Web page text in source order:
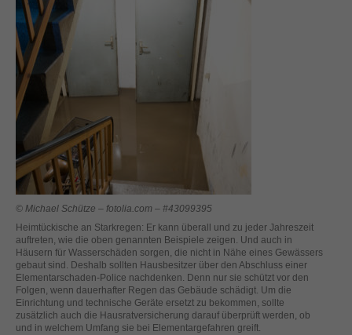
© Michael Schütze – fotolia.com – #43099395
Heimtückische an Starkregen: Er kann überall und zu jeder Jahreszeit
auftreten, wie die oben genannten Beispiele zeigen. Und auch in
Häusern für Wasserschäden sorgen, die nicht in Nähe eines Gewässers
gebaut sind. Deshalb sollten Hausbesitzer über den Abschluss einer
Elementarschaden-Police nachdenken. Denn nur sie schützt vor den
Folgen, wenn dauerhafter Regen das Gebäude schädigt. Um die
Einrichtung und technische Geräte ersetzt zu bekommen, sollte
zusätzlich auch die Hausratversicherung darauf überprüft werden, ob
und in welchem Umfang sie bei Elementargefahren greift.
helfen, diese Website und Ihre Erfahrung zu verbessern.
Personenbezogene Daten können verarbeitet werden (z. B. IP-
Adressen), z. B. für personalisierte Anzeigen und Inhalte oder
Anzeigen- und Inhaltsmessung.
Weitere Informationen über die
Verwendung Ihrer Daten finden Sie in unserer
Datenschutzerklärung
Hier finden Sie eine Übersicht über alle verwendeten Cookies. Sie
können Ihre Einwilligung zu ganzen Kategorien geben oder sich
weitere Informationen anzeigen lassen und so nur bestimmte
Cookies auswählen.
Alle akzeptieren
Essenziell (1)
Essenzielle Cookies ermöglichen grundlegende Funktionen und sind für
die einwandfreie Funktion der Website erforderlich.
Cookie-Informationen anzeigen
Externe Medien (2)